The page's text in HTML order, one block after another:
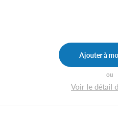
Ajouter à
ou
Voir le détail